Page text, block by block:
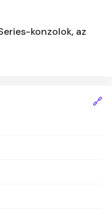
konzolok, az
🔗